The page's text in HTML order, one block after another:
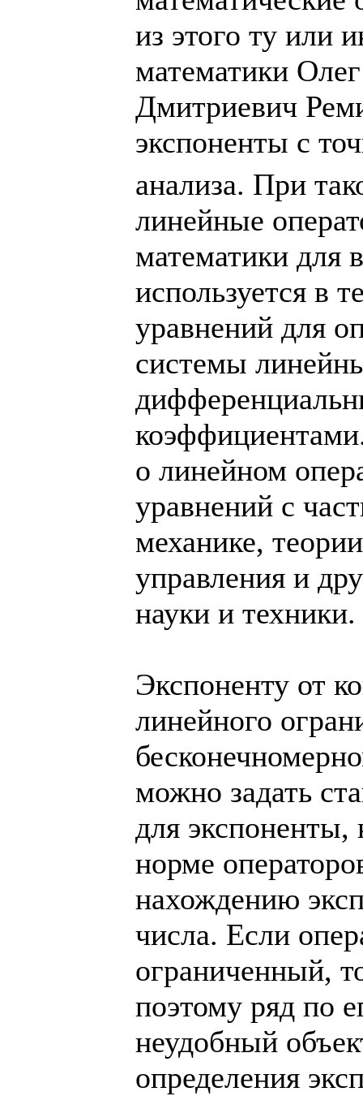
из этого ту или
математики
Дмитриевич
экспоненты с
анализа. При
линейные
математики для
используется в
уравнений для
системы
о линейном
уравнений с
механике,
управления и
науки и техники.
Экспоненту от
линейного
можно задать
для
норме
нахождению
числа. Если
ограниченный,
поэтому ряд по
неудобный
определения